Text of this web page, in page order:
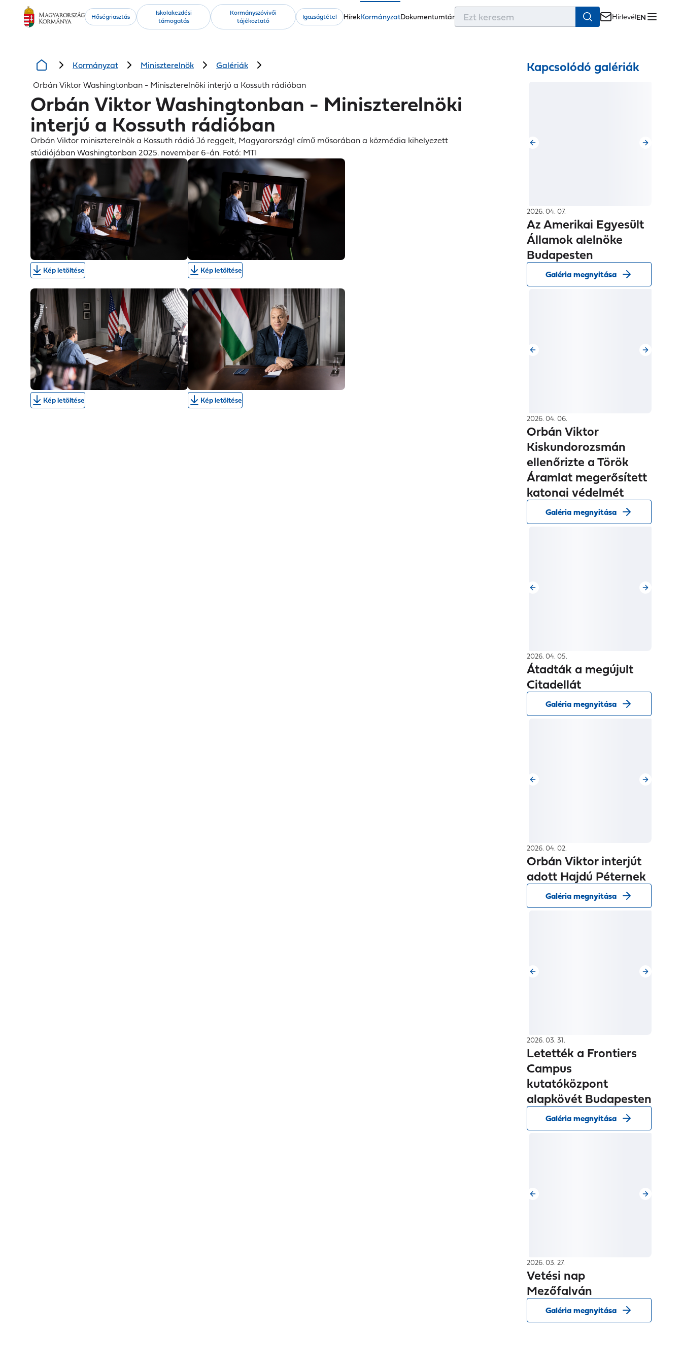
Kiemelt
tartalmak
Hőségriasztás
Iskolakezdési
támogatás
Kormányszóvivői
tájékoztató
Igazságtétel
Fő
HírekKormányzatDokumentumtár HírlevélEN
Kormányzat Miniszterelnök
Galériák
Orbán Viktor Washingtonban - Miniszterelnöki interjú a Kossuth rádióban
Orbán Viktor Washingtonban - Miniszterelnöki
interjú a Kossuth rádióban
Orbán Viktor miniszterelnök a Kossuth rádió Jó reggelt, Magyarország! című műsorában a közmédia kihelyezett
stúdiójában Washingtonban 2025. november 6-án. Fotó: MTI
Kép letöltése Kép letöltése
Kép letöltése Kép letöltése
Kapcsolódó galériák
2026. 04. 07.
Az Amerikai Egyesült
Államok alelnöke
Budapesten
Galéria megnyitása
2026. 04. 06.
Orbán Viktor
Kiskundorozsmán
ellenőrizte a Török
Áramlat megerősített
katonai védelmét
Galéria megnyitása
2026. 04. 05.
Átadták a megújult
Citadellát
Galéria megnyitása
2026. 04. 02.
Orbán Viktor interjút
adott Hajdú Péternek
Galéria megnyitása
2026. 03. 31.
Letették a Frontiers
Campus
kutatóközpont
alapkövét Budapesten
Galéria megnyitása
2026. 03. 27.
Vetési nap
Mezőfalván
Galéria megnyitása